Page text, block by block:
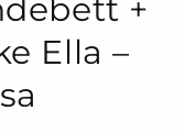
+
Ella –